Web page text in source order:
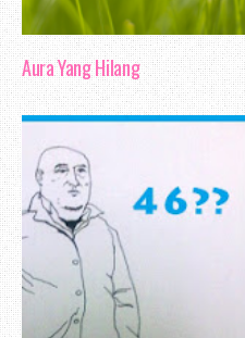
Aura Yang Hilang